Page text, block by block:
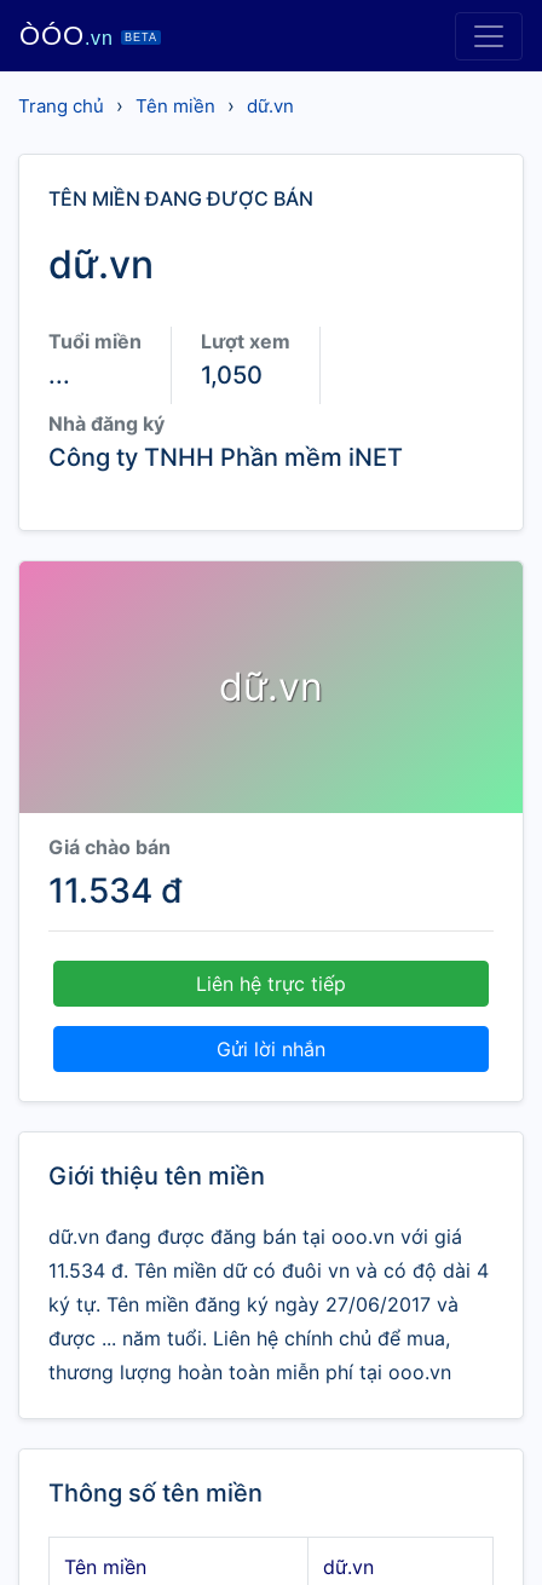
ÒÓO.vn BETA
Trang chủ › Tên miền › dữ.vn
TÊN MIỀN ĐANG ĐƯỢC BÁN
dữ.vn
Tuổi miền
...
Lượt xem
1,050
Nhà đăng ký
Công ty TNHH Phần mềm iNET
dữ.vn
Giá chào bán
11.534 đ
Liên hệ trực tiếp
Gửi lời nhắn
Giới thiệu tên miền
dữ.vn đang được đăng bán tại ooo.vn với giá
11.534 đ. Tên miền dữ có đuôi vn và có độ dài 4
ký tự. Tên miền đăng ký ngày 27/06/2017 và
được ... năm tuổi. Liên hệ chính chủ để mua,
thương lượng hoàn toàn miễn phí tại ooo.vn
Thông số tên miền
Tên miền dữ.vn